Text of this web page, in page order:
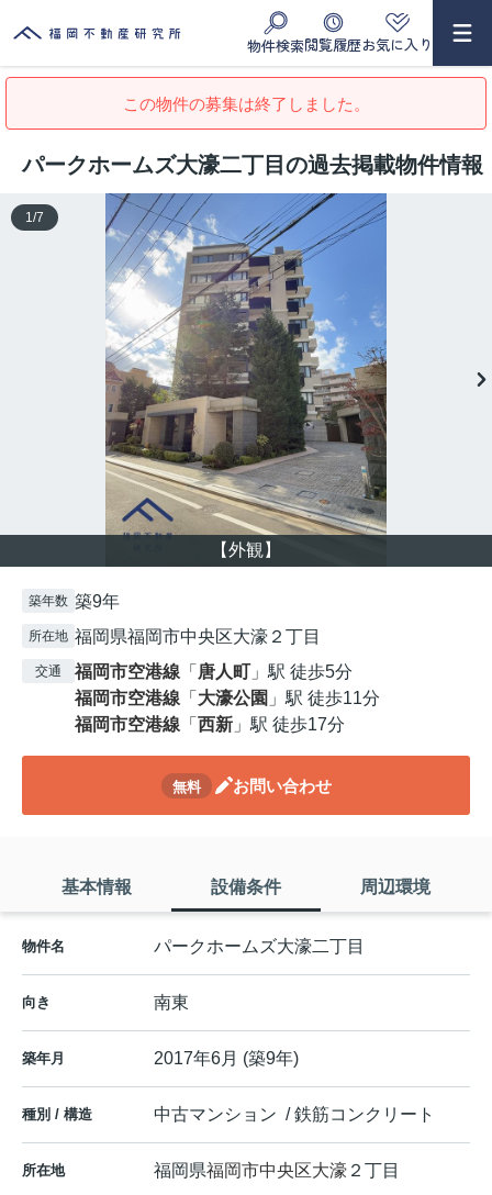
物件検索閲覧履歴お気に入り
この物件の募集は終了しました。
パークホームズ大濠二丁目の過去掲載物件情報
【外観】
1 /7
築年数 築9年
所在地 福岡県福岡市中央区大濠２丁目
交通 福岡市空港線 「 唐人町 」駅 徒歩5分
福岡市空港線 「 大濠公園 」駅 徒歩11分
福岡市空港線 「 西新 」駅 徒歩17分
無料 お問い合わせ
基本情報 設備条件 周辺環境
物件名 パークホームズ大濠二丁目
向き 南東
築年月 2017年6月 (築9年)
種別 / 構造 中古マンション / 鉄筋コンクリート
所在地 福岡県福岡市中央区大濠 ２丁目